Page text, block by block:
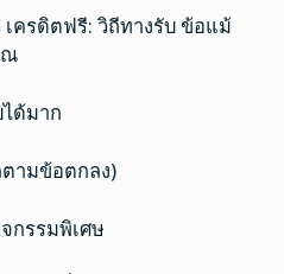
ครดิตฟรี: วิถีทางรับ ข้อแม้
ณ
ด้มาก
ามข้อตกลง)
กรรมพิเศษ